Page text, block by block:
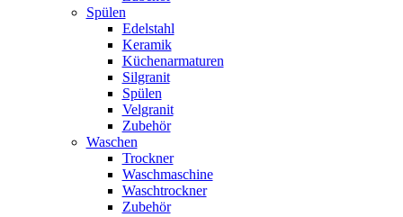
Spülen
Edelstahl
Keramik
Küchenarmaturen
Silgranit
Spülen
Velgranit
Zubehör
Waschen
Trockner
Waschmaschine
Waschtrockner
Zubehör